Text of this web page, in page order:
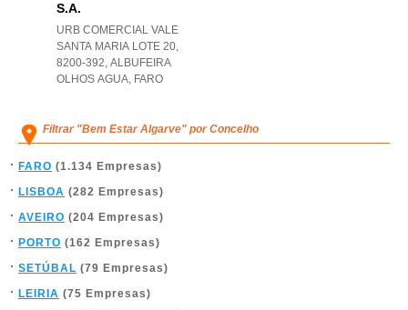
S.a.
URB COMERCIAL VALE
SANTA MARIA LOTE 20,
8200-392, ALBUFEIRA
OLHOS AGUA, FARO
Filtrar "Bem Estar Algarve" por Concelho
FARO (1.134 Empresas)
LISBOA (282 Empresas)
AVEIRO (204 Empresas)
PORTO (162 Empresas)
SETÚBAL (79 Empresas)
LEIRIA (75 Empresas)